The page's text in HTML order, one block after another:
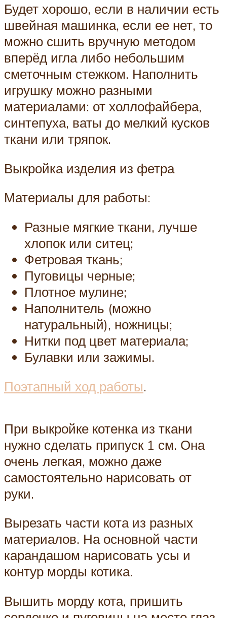
Будет хорошо, если в наличии есть
швейная машинка, если ее нет, то
можно сшить вручную методом
вперёд игла либо небольшим
сметочным стежком. Наполнить
игрушку можно разными
материалами: от холлофайбера,
синтепуха, ваты до мелкий кусков
ткани или тряпок.
Выкройка изделия из фетра
Материалы для работы:
Разные мягкие ткани, лучше
хлопок или ситец;
Фетровая ткань;
Пуговицы черные;
Плотное мулине;
Наполнитель (можно
натуральный), ножницы;
Нитки под цвет материала;
Булавки или зажимы.
Поэтапный ход работы.
При выкройке котенка из ткани
нужно сделать припуск 1 см. Она
очень легкая, можно даже
самостоятельно нарисовать от
руки.
Вырезать части кота из разных
материалов. На основной части
карандашом нарисовать усы и
контур морды котика.
Вышить морду кота, пришить